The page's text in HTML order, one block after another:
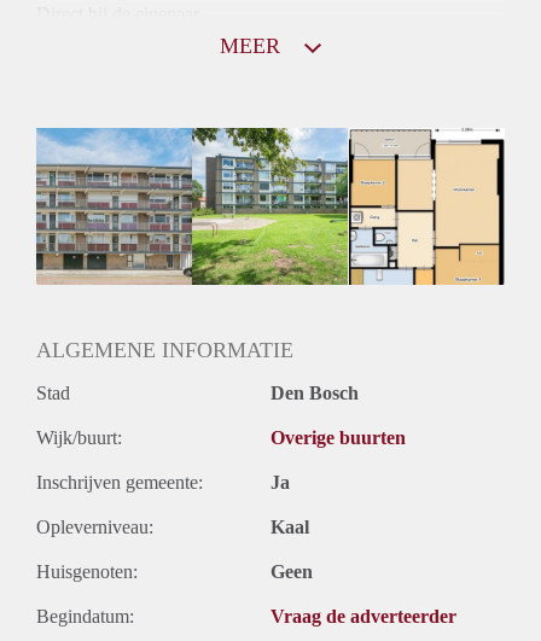
Huurtoeslag
Niet mogelijk
Inkomen eis
3,1 X Maandhuur Bruto
Huurtermijn
Onbepaalde termijn
MEER
ALGEMENE INFORMATIE
Stad Den Bosch
Wijk/buurt: Overige buurten
Inschrijven gemeente: Ja
Opleverniveau: Kaal
Huisgenoten: Geen
Begindatum: Vraag de adverteerder